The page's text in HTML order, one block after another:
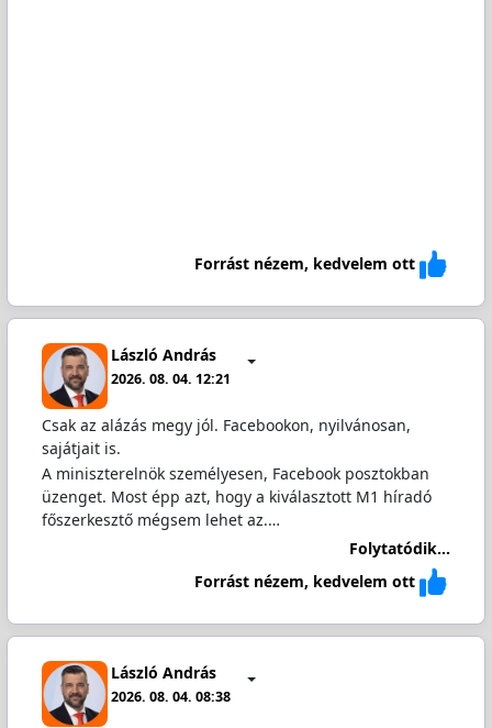
Forrást nézem, kedvelem ott
László András
2026. 08. 04. 12:21
Csak az alázás megy jól. Facebookon, nyilvánosan,
sajátjait is.
A miniszterelnök személyesen, Facebook posztokban
üzenget. Most épp azt, hogy a kiválasztott M1 híradó
főszerkesztő mégsem lehet az.…
Folytatódik...
Forrást nézem, kedvelem ott
László András
2026. 08. 04. 08:38